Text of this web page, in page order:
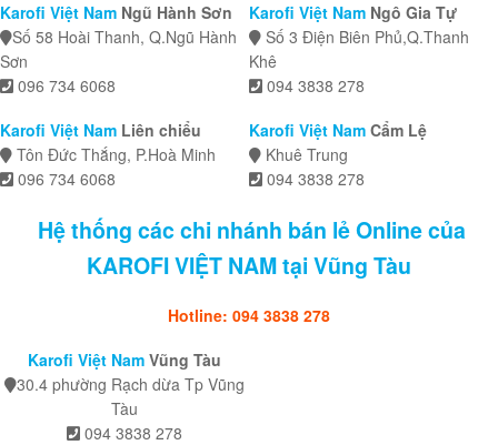
Karofi Việt Nam Ngũ Hành Sơn
Số 58 Hoài Thanh, Q.Ngũ Hành
Sơn
096 734 6068
Karofi Việt Nam Ngô Gia Tự
Số 3 Điện Biên Phủ,Q.Thanh
Khê
094 3838 278
Karofi Việt Nam Liên chiểu
Tôn Đức Thắng, P.Hoà Minh
096 734 6068
Karofi Việt Nam Cẩm Lệ
Khuê Trung
094 3838 278
Hệ thống các chi nhánh bán lẻ Online của
KAROFI VIỆT NAM tại Vũng Tàu
Hotline: 094 3838 278
Karofi Việt Nam Vũng Tàu
30.4 phường Rạch dừa Tp Vũng
Tàu
094 3838 278